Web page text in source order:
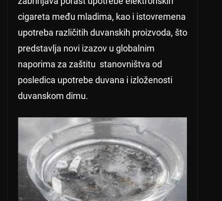
cigareta među mladima, kao i istovremena
upotreba različitih duvanskih proizvoda, što
predstavlja novi izazov u globalnim
naporima za zaštitu stanovništva od
posledica upotrebe duvana i izloženosti
duvanskom dimu.